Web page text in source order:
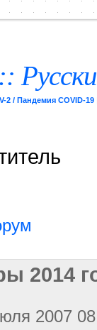
/ Пандемия COVID-19
2014
2007